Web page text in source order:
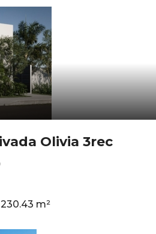
Olivia 3rec
230.43 m²